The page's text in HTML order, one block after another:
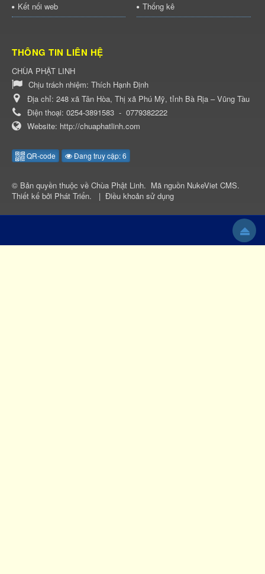
Kết nối web
Thống kê
THÔNG TIN LIÊN HỆ
CHÙA PHẬT LINH
Chịu trách nhiệm: Thích Hạnh Định
Địa chỉ: 248 xã Tân Hòa, Thị xã Phú Mỹ, tỉnh Bà Rịa – Vũng Tàu
Điện thoại: 0254-3891583 - 0779382222
Website: http://chuaphatlinh.com
QR-code Đang truy cập: 6
© Bản quyền thuộc về Chùa Phật Linh. Mã nguồn NukeViet CMS.
Thiết kế bởi Phát Triển. | Điều khoản sử dụng